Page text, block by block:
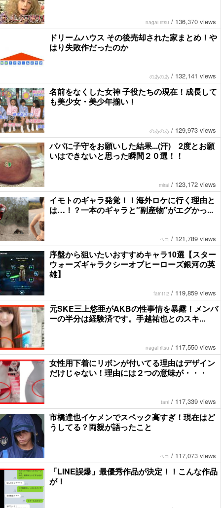
nagai ritsu / 136,370 views
ドリームハウス その後売却された家まとめ！や
はり失敗作だったのか
のあのあ / 132,141 views
名前をなくした女神 子役たちの現在！成長して
も美少女・美少年揃い！
のあのあ / 129,973 views
パパに子守をお願いした結果...(汗) 2度とお願
いはできないと思った瞬間２０選！！
mirai / 123,172 views
イモトのギャラ発覚！！海外ロケに行く理由と
は…！？一本のギャラと″副産物″がエグかっ...
ペコ / 121,789 views
序盤から狙いたいおすすめキャラ10選【スター
ウォーズギャラクシーオブヒーローズ銀河の英
雄】
faint12 / 119,859 views
元SKE三上悠亜がAKBの性事情を暴露！メンバ
ーの半分は経験済です。手越祐也とのスキ...
nagai ritsu / 117,550 views
女性用下着にリボンが付いてる理由はデザイン
だけじゃない！理由には２つの意味が・・・
tani / 117,339 views
市橋達也イケメンでスペック高すぎ！現在はど
うしてる？両親が語ったこと
ペコ / 117,073 views
「LINE誤爆」最優秀作品が決定！！こんな作品
が！